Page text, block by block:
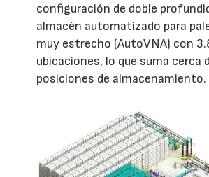
configuración de doble
almacén automatizado para
muy estrecho (AutoVNA) con
ubicaciones, lo que suma cerca
posiciones de almacenamiento.